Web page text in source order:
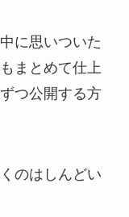
に思いついた
まとめて仕上
つ公開する方
のはしんどい